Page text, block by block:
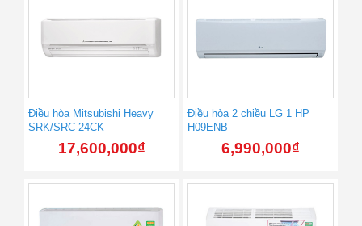
Điều hòa Mitsubishi Heavy
SRK/SRC-24CK
17,600,000₫
Điều hòa 2 chiều LG 1 HP
H09ENB
6,990,000₫